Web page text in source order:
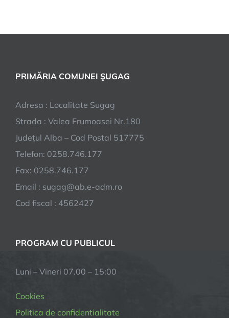
PRIMĂRIA COMUNEI ŞUGAG
Adresa : Localitate Sugag
Strada : Valea Frumoasei Nr.180
Județul Alba – Cod Postal 517775
Telefon: 0258.746.177
Fax: 0258.746.177
Email : sugag@ab.e-adm.ro
Cod fiscal : 4562427
PROGRAM CU PUBLICUL
Luni – Vineri 07.00 – 15:00
Cookies
Politica de confidentialitate